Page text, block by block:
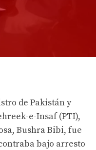
de Pakistán y
e-Insaf (PTI),
Bushra Bibi, fue
bajo arresto